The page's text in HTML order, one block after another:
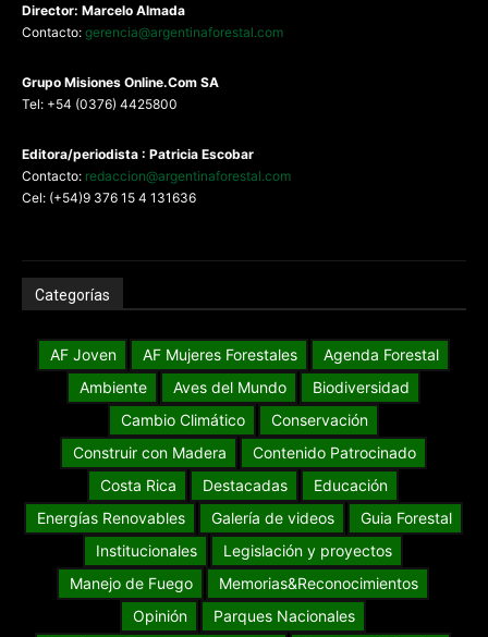
Director: Marcelo Almada
Contacto: gerencia@argentinaforestal.com
Grupo Misiones Online.Com SA
Tel: +54 (0376) 4425800
Editora/periodista : Patricia Escobar
Contacto: redaccion@argentinaforestal.com
Cel: (+54)9 376 15 4 131636
Categorías
AF Joven AF Mujeres Forestales
Agenda Forestal
Ambiente
Aves del Mundo
Biodiversidad
Cambio Climático
Conservación
Construir con Madera
Contenido Patrocinado
Costa Rica
Destacadas
Educación
Energías Renovables
Galería de videos
Guia Forestal
Institucionales
Legislación y proyectos
Manejo de Fuego
Memorias&Reconocimientos
Opinión
Parques Nacionales